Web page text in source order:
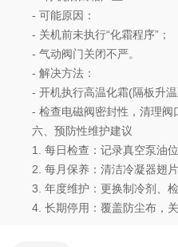
- 可能原因：
- 关机前未执行“化霜程序”；
- 气动阀门关闭不严。
- 解决方法：
- 开机执行高温化霜(隔板升温
- 检查电磁阀密封性，清理阀
六、预防性维护建议
1. 每日检查：记录真空泵油位
2. 每月保养：清洁冷凝器翅片
3. 年度维护：更换制冷剂、检
4. 长期停用：覆盖防尘布，关